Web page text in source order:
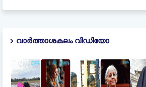
വാർത്താശകലം വിഡിയോ